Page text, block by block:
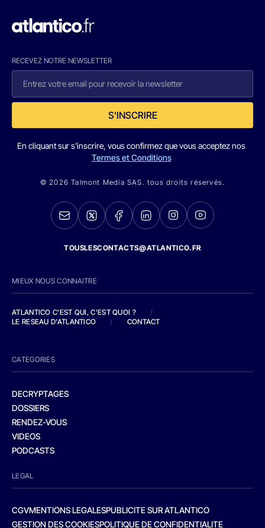
RECEVEZ NOTRE NEWSLETTER
S'INSCRIRE
En cliquant sur s'inscrire, vous confirmez que vous acceptez nos
Termes et Conditions
© 2026 Talmont Media SAS. tous droits réservés.
TOUSLESCONTACTS@ATLANTICO.FR
MIEUX NOUS CONNAITRE
ATLANTICO C'EST QUI, C'EST QUOI ?
/
LE RESEAU D'ATLANTICO
/ CONTACT
CATEGORIES
DECRYPTAGES
DOSSIERS
RENDEZ-VOUS
VIDEOS
PODCASTS
LEGAL
CGVMENTIONS LEGALESPUBLICITE SUR ATLANTICO
GESTION DES COOKIESPOLITIQUE DE CONFIDENTIALITE